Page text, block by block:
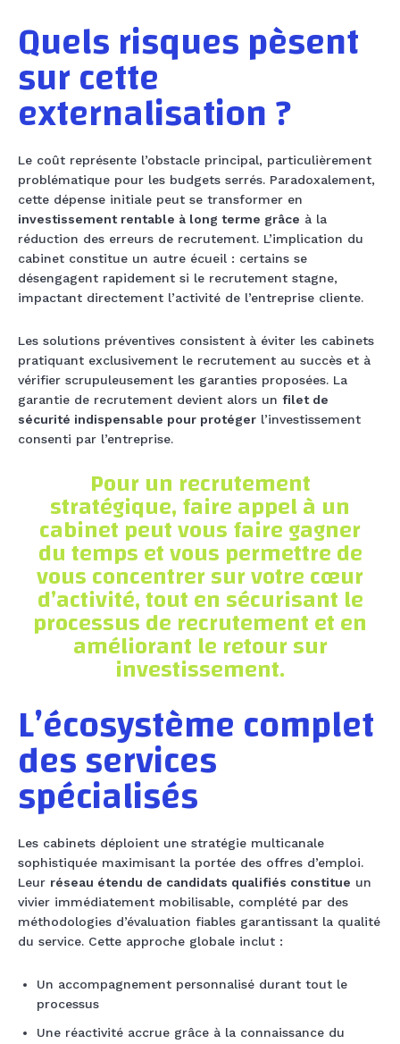
Quels risques pèsent
sur cette
externalisation ?
Le coût représente l’obstacle principal, particulièrement
problématique pour les budgets serrés. Paradoxalement,
cette dépense initiale peut se transformer en
investissement rentable à long terme grâce à la
réduction des erreurs de recrutement. L’implication du
cabinet constitue un autre écueil : certains se
désengagent rapidement si le recrutement stagne,
impactant directement l’activité de l’entreprise cliente.
Les solutions préventives consistent à éviter les cabinets
pratiquant exclusivement le recrutement au succès et à
vérifier scrupuleusement les garanties proposées. La
garantie de recrutement devient alors un filet de
sécurité indispensable pour protéger l’investissement
consenti par l’entreprise.
Pour un recrutement
stratégique, faire appel à un
cabinet peut vous faire gagner
du temps et vous permettre de
vous concentrer sur votre cœur
d’activité, tout en sécurisant le
processus de recrutement et en
améliorant le retour sur
investissement.
L’écosystème complet
des services
spécialisés
Les cabinets déploient une stratégie multicanale
sophistiquée maximisant la portée des offres d’emploi.
Leur réseau étendu de candidats qualifiés constitue un
vivier immédiatement mobilisable, complété par des
méthodologies d’évaluation fiables garantissant la qualité
du service. Cette approche globale inclut :
Un accompagnement personnalisé durant tout le
processus
Une réactivité accrue grâce à la connaissance du